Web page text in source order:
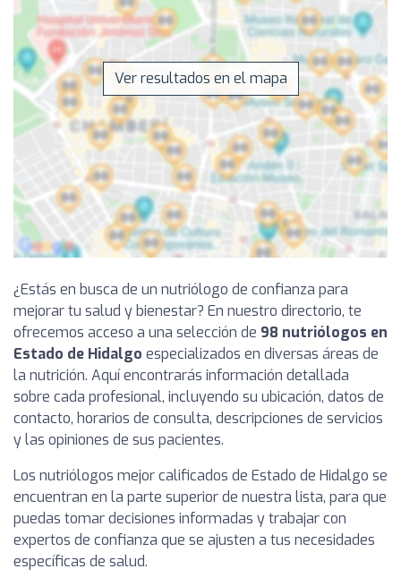
Ver resultados en el mapa
¿Estás en busca de un nutriólogo de confianza para
mejorar tu salud y bienestar? En nuestro directorio, te
ofrecemos acceso a una selección de 98 nutriólogos en
Estado de Hidalgo especializados en diversas áreas de
la nutrición. Aquí encontrarás información detallada
sobre cada profesional, incluyendo su ubicación, datos de
contacto, horarios de consulta, descripciones de servicios
y las opiniones de sus pacientes.
Los nutriólogos mejor calificados de Estado de Hidalgo se
encuentran en la parte superior de nuestra lista, para que
puedas tomar decisiones informadas y trabajar con
expertos de confianza que se ajusten a tus necesidades
específicas de salud.